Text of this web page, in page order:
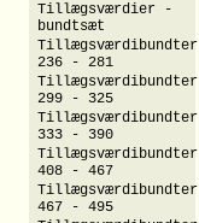
Tillægsværdier -
bundtsæt
Tillægsværdibundter
236 - 281
Tillægsværdibundter
299 - 325
Tillægsværdibundter
333 - 390
Tillægsværdibundter
408 - 467
Tillægsværdibundter
467 - 495